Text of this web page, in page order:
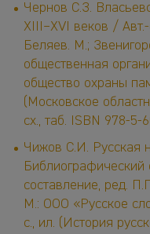
Чернов С.З.
XIII–XVI веков /
Беляев. М.;
общественная
общество охраны
(Московское
сх., таб. ISBN 978-5-
Чижов С.И. Русская
Библиографический
составление, ред.
М.: ООО «Русское
с., ил. (История